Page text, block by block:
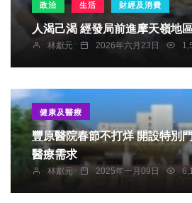
政治 生活 財經及消費
人渴己渴 經發局前進摩天
林獻元 2026年六月23日
健康及醫療
豐原醫院春節不打烊 開設特別門診、提供連假期間
醫療需求
林獻元 2025年一月09日